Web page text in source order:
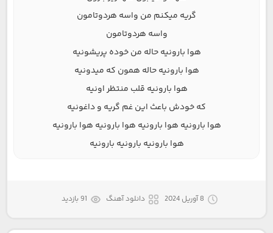
گریه میکنم من واسه هردوتامون
واسه هردوتامون
هوا بارونیه حاله من خوده پریشونیه
هوا بارونیه حاله همون که میدونیه
هوا بارونیه قلب منتظر اونیه
که خودش باعث این غم گریه و داغونیه
هوا بارونیه هوا بارونیه هوا بارونیه هوا بارونیه
هوا بارونیه بارونیه بارونیه
8 آوریل 2024 دانلود آهنگ 91 بازدید